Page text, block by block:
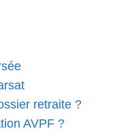
retraite ?
AVPF ?